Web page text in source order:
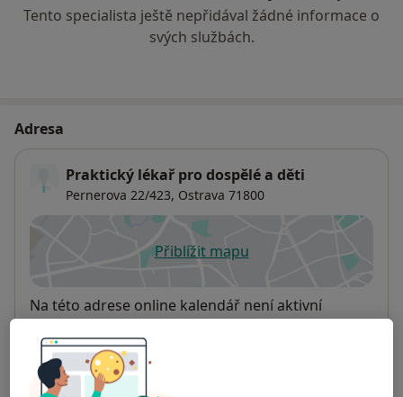
Tento specialista ještě nepřidával žádné informace o
svých službách.
Adresa
Praktický lékař pro dospělé a děti
Pernerova 22/423, Ostrava 71800
Přiblížit mapuse otevře v nové záložce
Dostupnost
Na této adrese online kalendář není aktivní
Způsoby platby (soukromé návštěvy)